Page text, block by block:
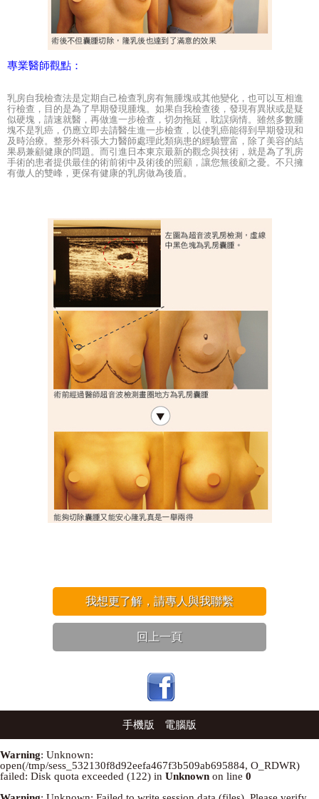
專業醫師觀點：
乳房自我檢查法是定期自己檢查乳房有無腫塊或其他變化，也可以互相進
行檢查，目的是為了早期發現腫塊。如果自我檢查後，發現有異狀或是疑
似硬塊，請速就醫，再做進一步檢查，切勿拖延，耽誤病情。雖然多數腫
塊不是乳癌，仍應立即去請醫生進一步檢查，以使乳癌能得到早期發現和
及時治療。整形外科張大力醫師處理此類病患的經驗豐富，除了美容的結
果易兼顧健康的問題。而引進日本東京最新的觀念與技術，就是為了乳房
手術的患者提供最佳的術前術中及術後的照顧，讓您無後顧之憂。不只擁
有傲人的雙峰，更保有健康的乳房做為後盾。
我想更了解，請專人與我聯繫
回上一頁
手機版 電腦版
Warning: Unknown:
open(/tmp/sess_532130f8d92eefa467f3b509ab695884, O_RDWR)
failed: Disk quota exceeded (122) in Unknown on line 0